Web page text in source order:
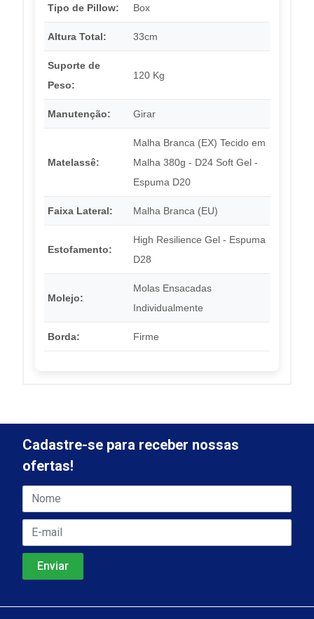
Tipo de Pillow: Box
Altura Total: 33cm
Suporte de
Peso:
120 Kg
Manutenção: Girar
Matelassê:
Malha Branca (EX) Tecido em
Malha 380g - D24 Soft Gel -
Espuma D20
Faixa Lateral: Malha Branca (EU)
Estofamento:
High Resilience Gel - Espuma
D28
Molejo:
Molas Ensacadas
Individualmente
Borda: Firme
Cadastre-se para receber nossas
ofertas!